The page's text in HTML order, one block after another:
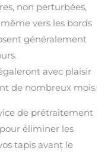
non perturbées,
vers les bords
généralement
avec plaisir
de nombreux mois.
de prétraitement
éliminer les
tapis avant le